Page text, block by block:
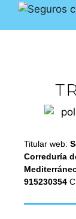
Titular web:
Correduría
915230354